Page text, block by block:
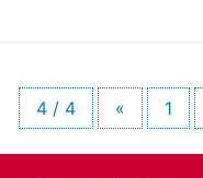
4 / 4 « 1